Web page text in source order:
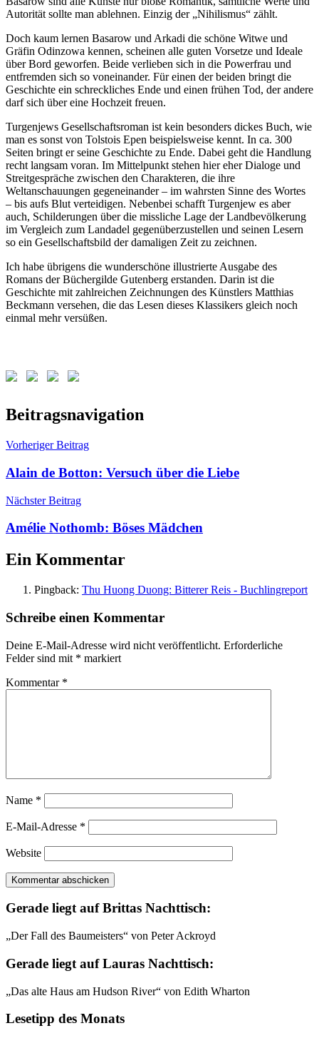
Autorität sollte man ablehnen. Einzig der „Nihilismus“ zählt.
Doch kaum lernen Basarow und Arkadi die schöne Witwe und
Gräfin Odinzowa kennen, scheinen alle guten Vorsetze und Ideale
über Bord geworfen. Beide verlieben sich in die Powerfrau und
entfremden sich so voneinander. Für einen der beiden bringt die
Geschichte ein schreckliches Ende und einen frühen Tod, der andere
darf sich über eine Hochzeit freuen.
Turgenjews Gesellschaftsroman ist kein besonders dickes Buch, wie
man es sonst von Tolstois Epen beispielsweise kennt. In ca. 300
Seiten bringt er seine Geschichte zu Ende. Dabei geht die Handlung
recht langsam voran. Im Mittelpunkt stehen hier eher Dialoge und
Streitgespräche zwischen den Charakteren, die ihre
Weltanschauungen gegeneinander – im wahrsten Sinne des Wortes
– bis aufs Blut verteidigen. Nebenbei schafft Turgenjew es aber
auch, Schilderungen über die missliche Lage der Landbevölkerung
im Vergleich zum Landadel gegenüberzustellen und seinen Lesern
so ein Gesellschaftsbild der damaligen Zeit zu zeichnen.
Ich habe übrigens die wunderschöne illustrierte Ausgabe des
Romans der Büchergilde Gutenberg erstanden. Darin ist die
Geschichte mit zahlreichen Zeichnungen des Künstlers Matthias
Beckmann versehen, die das Lesen dieses Klassikers gleich noch
einmal mehr versüßen.
Schlagwörter:
Iwan
Russische
Väter
Söhne
Beitragsnavigation
Vorheriger Beitrag
Alain de Botton: Versuch über die Liebe
Nächster Beitrag
Amélie Nothomb: Böses Mädchen
Ein Kommentar
Pingback: Thu Huong Duong: Bitterer Reis - Buchlingreport
Schreibe einen Kommentar
Deine E-Mail-Adresse wird nicht veröffentlicht. Erforderliche
Felder sind mit * markiert
Kommentar *
Name *
E-Mail-Adresse *
Website
Gerade liegt auf Brittas Nachttisch:
„Der Fall des Baumeisters“ von Peter Ackroyd
Gerade liegt auf Lauras Nachttisch:
„Das alte Haus am Hudson River“ von Edith Wharton
Lesetipp des Monats